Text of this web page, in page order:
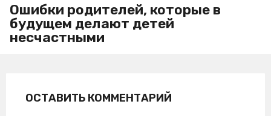
Ошибки родителей, которые в
будущем делают детей
несчастными
ОСТАВИТЬ КОММЕНТАРИЙ